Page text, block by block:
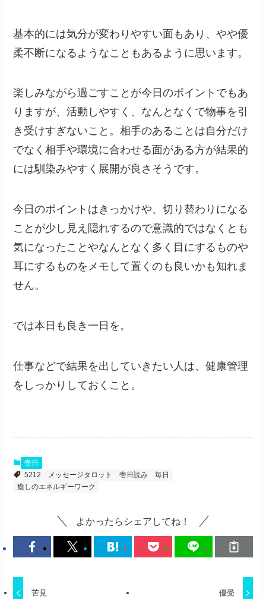
基本的には気分が変わりやすい面もあり、やや優
柔不断になるようなこともあるように思います。
楽しみながら過ごすことが今日のポイントでもあ
りますが、活動しやすく、なんとなくで物事を引
き受けすぎないこと。相手のあることは自分だけ
でなく相手や環境に合わせる面がある方が結果的
には馴染みやすく展開が良さそうです。
今日のポイントはきっかけや、切り替わりになる
ことが少し見え隠れするので意識的ではなくとも
気になったことやなんとなく多く目にするものや
耳にするものをメモして置くのも良いかも知れま
せん。
では本日も良き一日を。
仕事などで結果を出していきたい人は、健康管理
をしっかりしておくこと。
壱日
5212
メッセージタロット 壱日読み
毎日
癒しのエネルギーワーク
よかったらシェアしてね！
苦見 優受